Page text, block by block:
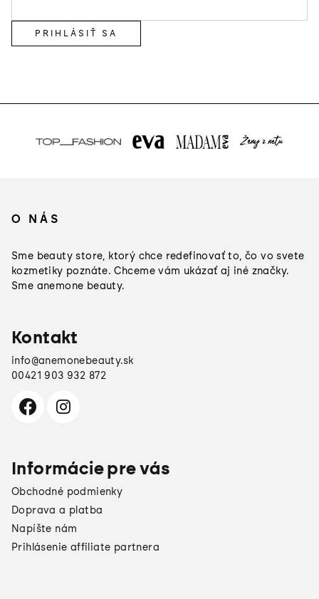
PRIHLÁSIŤ SA
O NÁS
Sme beauty store, ktorý chce redefinovať to, čo vo svete
kozmetiky poznáte. Chceme vám ukázať aj iné značky.
Sme anemone beauty.
Kontakt
info@anemonebeauty.sk
00421 903 932 872
Informácie pre vás
Obchodné podmienky
Doprava a platba
Napíšte nám
Prihlásenie affiliate partnera